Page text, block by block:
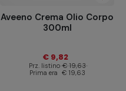
Aveeno Crema Olio Corpo
300ml
€ 9,82
Prz. listino € 19,63
Prima era € 19,63